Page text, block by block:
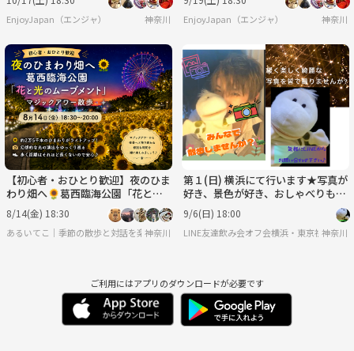
EnjoyJapan（エンジャ） 神奈川 EnjoyJapan（エンジャ） 神奈川
​​【初心者・おひとり歓迎】夜のひま
わり畑へ🌻葛西臨海公園「花と光
のムーブメント」マジックアワー散
歩
8/14(金) 18:30
​​あるいてこ｜季節の散歩と対話を楽しむ会
神奈川
第１(日) 横浜にて行います★写真が
好き、景色が好き、おしゃべりも好
き♪☆みんなでのんびり楽しもう！
9/6(日) 18:00
LINE友達飲み会オフ会横浜・東京社会人サ
神奈川
ご利用にはアプリのダウンロードが必要です